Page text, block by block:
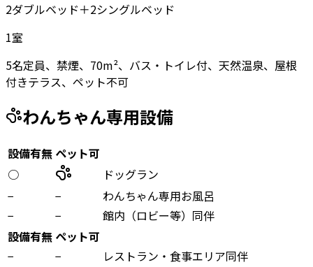
2ダブルベッド＋2シングルベッド
1室
5名定員、禁煙、70m²、バス・トイレ付、天然温泉、屋根
付きテラス、ペット不可
わんちゃん専用設備
設備有無 ペット可
○
ドッグラン
−
−
わんちゃん専用お風呂
−
−
館内（ロビー等）同伴
設備有無 ペット可
−
−
レストラン・食事エリア同伴